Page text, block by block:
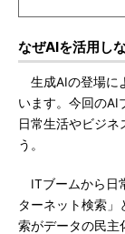
なぜAIを活用し
生成AIの登場に
います。今回のAI
日常生活やビジネ
う。
ITブームから日
ターネット検索」
索がデータの民主